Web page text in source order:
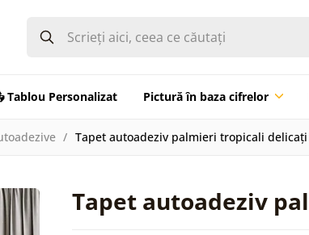
Tablou Personalizat Pictură în baza cifrelor
Tapet autoadeziv palmieri tropicali delicați
Tapet autoadeziv